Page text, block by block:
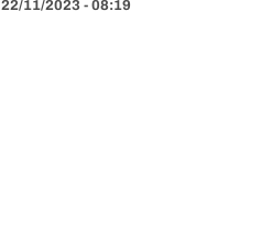
22/11/2023 - 08:19